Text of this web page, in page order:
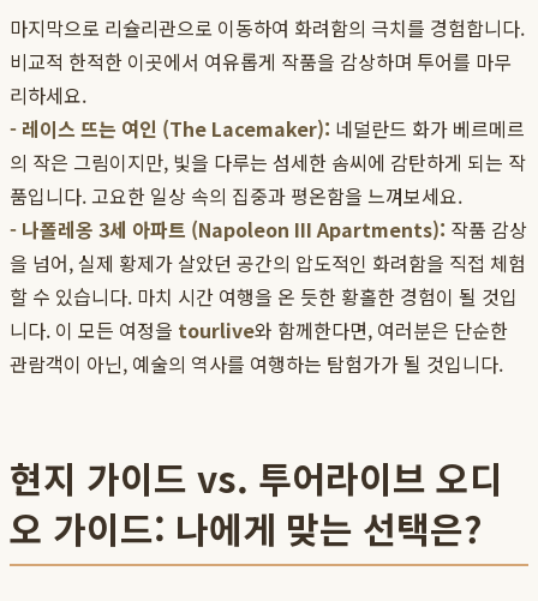
마지막으로 리슐리관으로 이동하여 화려함의 극치를 경험합니다.
비교적 한적한 이곳에서 여유롭게 작품을 감상하며 투어를 마무
리하세요.
- 레이스 뜨는 여인 (The Lacemaker): 네덜란드 화가 베르메르
의 작은 그림이지만, 빛을 다루는 섬세한 솜씨에 감탄하게 되는 작
품입니다. 고요한 일상 속의 집중과 평온함을 느껴보세요.
- 나폴레옹 3세 아파트 (Napoleon III Apartments): 작품 감상
을 넘어, 실제 황제가 살았던 공간의 압도적인 화려함을 직접 체험
할 수 있습니다. 마치 시간 여행을 온 듯한 황홀한 경험이 될 것입
니다. 이 모든 여정을 tourlive와 함께한다면, 여러분은 단순한
관람객이 아닌, 예술의 역사를 여행하는 탐험가가 될 것입니다.
현지 가이드 vs. 투어라이브 오디
오 가이드: 나에게 맞는 선택은?